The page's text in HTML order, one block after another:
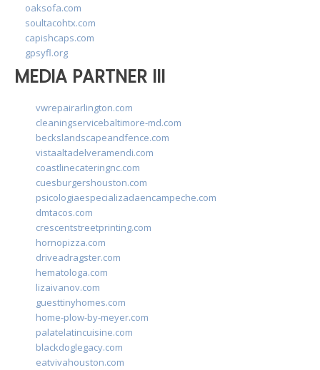
oaksofa.com
soultacohtx.com
capishcaps.com
gpsyfl.org
MEDIA PARTNER III
vwrepairarlington.com
cleaningservicebaltimore-md.com
beckslandscapeandfence.com
vistaaltadelveramendi.com
coastlinecateringnc.com
cuesburgershouston.com
psicologiaespecializadaencampeche.com
dmtacos.com
crescentstreetprinting.com
hornopizza.com
driveadragster.com
hematologa.com
lizaivanov.com
guesttinyhomes.com
home-plow-by-meyer.com
palatelatincuisine.com
blackdoglegacy.com
eatvivahouston.com